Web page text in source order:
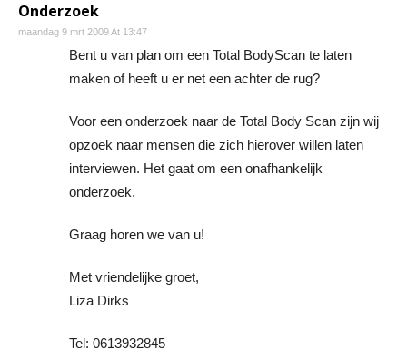
Onderzoek
maandag 9 mrt 2009 At 13:47
Bent u van plan om een Total BodyScan te laten
maken of heeft u er net een achter de rug?
Voor een onderzoek naar de Total Body Scan zijn wij
opzoek naar mensen die zich hierover willen laten
interviewen. Het gaat om een onafhankelijk
onderzoek.
Graag horen we van u!
Met vriendelijke groet,
Liza Dirks
Tel: 0613932845